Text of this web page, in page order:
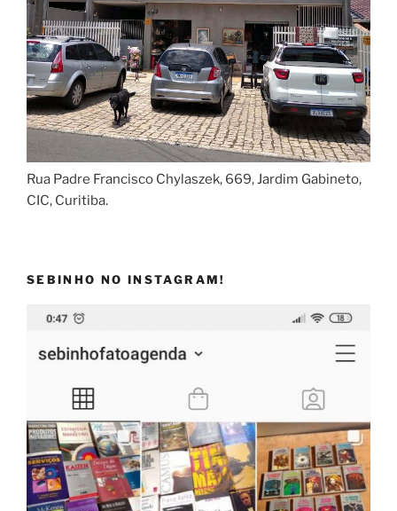
Rua Padre Francisco Chylaszek, 669, Jardim Gabineto,
CIC, Curitiba.
SEBINHO NO INSTAGRAM!